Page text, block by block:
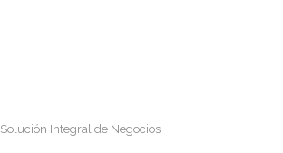
Solución Integral de Negocios